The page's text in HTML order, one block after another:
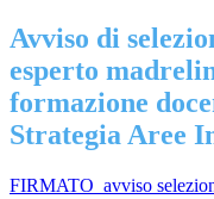
Avviso di
esperto
formazione
Strategia Aree
FIRMATO_avviso